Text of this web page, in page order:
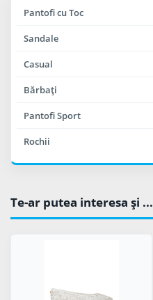
Pantofi cu Toc
Sandale
Casual
Bărbaţi
Pantofi Sport
Rochii
Te-ar putea interesa şi ...